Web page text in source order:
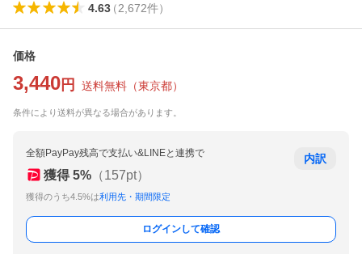
4.63（2,672件）
価格
3,440 円 送料無料 （東京都）
条件により送料が異なる場合があります。
全額PayPay残高で支払い&LINEと連携で
獲得 5% （157pt）
獲得のうち4.5%は利用先・期間限定
内訳
ログインして確認